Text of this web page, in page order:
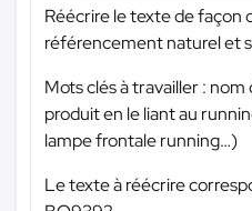
Réécrire le texte de façon
référencement naturel et
Mots clés à travailler :
produit en le liant au
lampe frontale running…)
Le texte à réécrire